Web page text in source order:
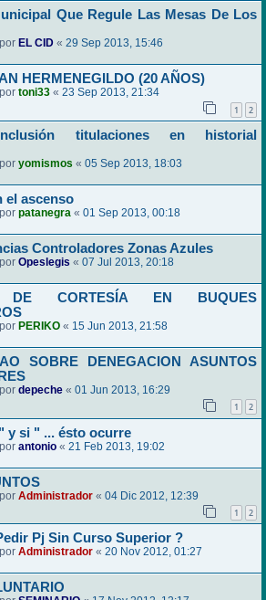
Que Regule Las Mesas De Los
EL CID « 29 Sep 2013, 15:46
HERMENEGILDO (20 AÑOS)
toni33 « 23 Sep 2013, 21:34
1 2
titulaciones en historial
yomismos « 05 Sep 2013, 18:03
el ascenso
patanegra « 01 Sep 2013, 00:18
Controladores Zonas Azules
Opeslegis « 07 Jul 2013, 20:18
DE CORTESÍA EN BUQUES
PERIKO « 15 Jun 2013, 21:58
SOBRE DENEGACION ASUNTOS
depeche « 01 Jun 2013, 16:29
1 2
y si " ... ésto ocurre
antonio « 21 Feb 2013, 19:02
Administrador « 04 Dic 2012, 12:39
1 2
Pj Sin Curso Superior ?
Administrador « 20 Nov 2012, 01:27